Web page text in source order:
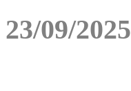
23/09/2025